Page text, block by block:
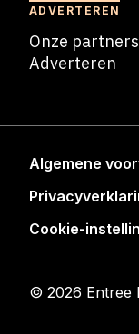
ADVERTEREN
Onze partners
Adverteren
Algemene
Cookie-
© 2026 Entree